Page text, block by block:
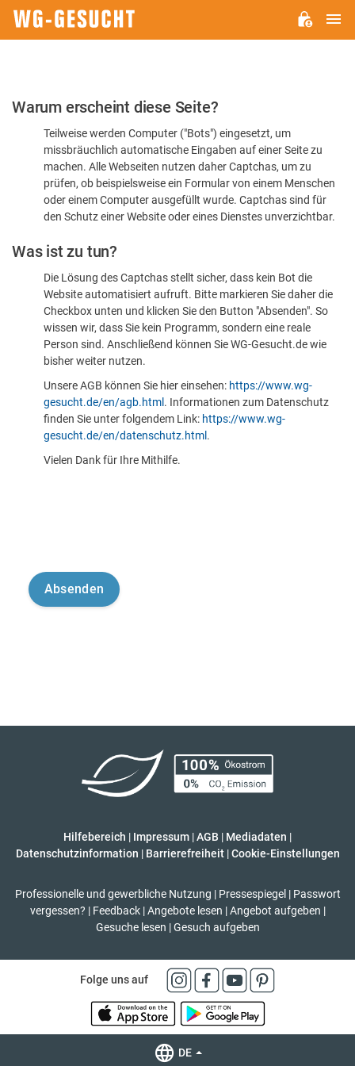
Bitte
dass
sind
Warum erscheint diese Seite?
Teilweise werden Computer ("Bots") eingesetzt, um
missbräuchlich automatische Eingaben auf einer Seite zu
machen. Alle Webseiten nutzen daher Captchas, um zu
prüfen, ob beispielsweise ein Formular von einem Menschen
oder einem Computer ausgefüllt wurde. Captchas sind für
den Schutz einer Website oder eines Dienstes unverzichtbar.
Was ist zu tun?
Die Lösung des Captchas stellt sicher, dass kein Bot die
Website automatisiert aufruft. Bitte markieren Sie daher die
Checkbox unten und klicken Sie den Button "Absenden". So
wissen wir, dass Sie kein Programm, sondern eine reale
Person sind. Anschließend können Sie WG-Gesucht.de wie
bisher weiter nutzen.
Unsere AGB können Sie hier einsehen: https://www.wg-
gesucht.de/en/agb.html . Informationen zum Datenschutz
finden Sie unter folgendem Link: https://www.wg-
gesucht.de/en/datenschutz.html .
Vielen Dank für Ihre Mithilfe.
Hilfebereich | Impressum |AGB | Mediadaten |
Datenschutzinformation | Barrierefreiheit | Cookie-Einstellungen
Professionelle und gewerbliche Nutzung | Pressespiegel | Passwort
vergessen? | Feedback | Angebote lesen | Angebot aufgeben |
Gesuche lesen | Gesuch aufgeben
Folge uns auf
DE